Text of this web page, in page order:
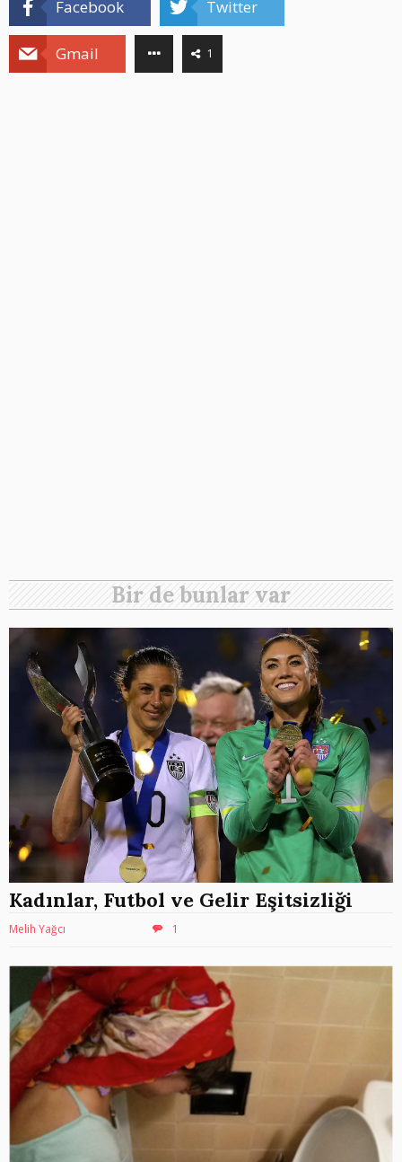
Facebook Twitter
Gmail 1
Bir de bunlar var
Kadınlar, Futbol ve Gelir Eşitsizliği
Melih Yağcı 1